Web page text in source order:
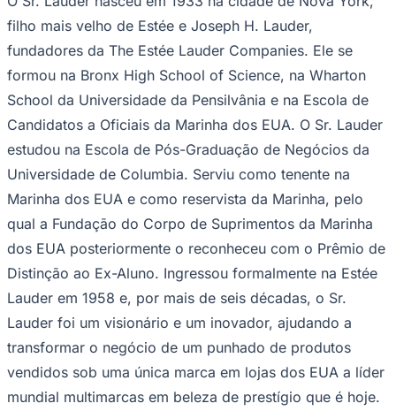
Para Sua Empresa
Anuncie Regional
Vagas na RegiãoNovo
Hub de Negócios
Guia Comercial
Selo Verificado
Portal Educacional
Agenda de Vestibulares
Concursos
Panorama Econômico
Panorama Econômico
Para Sua Empresa
Anuncie no Portal
Verificar Empresa
Novo
Anunciar VagasNovo
Publicidade Legal
NBA
filho mais velho de Estée e Joseph H. Lauder,
fundadores da The Estée Lauder Companies. Ele se
formou na Bronx High School of Science, na Wharton
School da Universidade da Pensilvânia e na Escola de
Candidatos a Oficiais da Marinha dos EUA. O Sr. Lauder
estudou na Escola de Pós-Graduação de Negócios da
Universidade de Columbia. Serviu como tenente na
Marinha dos EUA e como reservista da Marinha, pelo
qual a Fundação do Corpo de Suprimentos da Marinha
dos EUA posteriormente o reconheceu com o Prêmio de
Distinção ao Ex-Aluno. Ingressou formalmente na Estée
Lauder em 1958 e, por mais de seis décadas, o Sr.
Lauder foi um visionário e um inovador, ajudando a
transformar o negócio de um punhado de produtos
vendidos sob uma única marca em lojas dos EUA a líder
mundial multimarcas em beleza de prestígio que é hoje.